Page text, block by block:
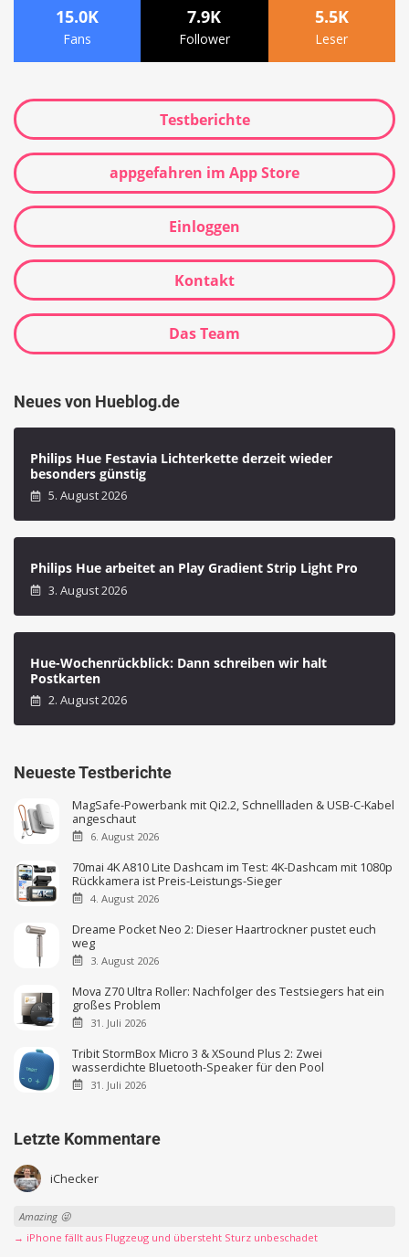
15.0K
Fans
7.9K
Follower
5.5K
Leser
Testberichte
appgefahren im App Store
Einloggen
Kontakt
Das Team
Neues von Hueblog.de
Philips Hue Festavia Lichterkette derzeit wieder
besonders günstig
5. August 2026
Philips Hue arbeitet an Play Gradient Strip Light Pro
3. August 2026
Hue-Wochenrückblick: Dann schreiben wir halt
Postkarten
2. August 2026
Neueste Testberichte
MagSafe-Powerbank mit Qi2.2, Schnellladen & USB-C-Kabel
angeschaut
6. August 2026
70mai 4K A810 Lite Dashcam im Test: 4K-Dashcam mit 1080p
Rückkamera ist Preis-Leistungs-Sieger
4. August 2026
Dreame Pocket Neo 2: Dieser Haartrockner pustet euch
weg
3. August 2026
Mova Z70 Ultra Roller: Nachfolger des Testsiegers hat ein
großes Problem
31. Juli 2026
Tribit StormBox Micro 3 & XSound Plus 2: Zwei
wasserdichte Bluetooth-Speaker für den Pool
31. Juli 2026
Letzte Kommentare
iChecker
Amazing 😜
→ iPhone fällt aus Flugzeug und übersteht Sturz unbeschadet